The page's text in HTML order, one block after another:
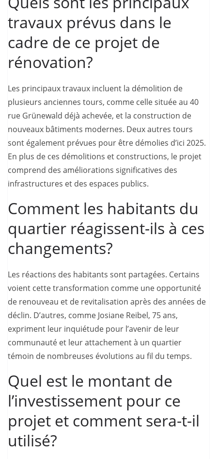
travaux prévus dans le
cadre de ce projet de
rénovation?
Les principaux travaux incluent la démolition de
plusieurs anciennes tours, comme celle située au 40
rue Grünewald déjà achevée, et la construction de
nouveaux bâtiments modernes. Deux autres tours
sont également prévues pour être démolies d’ici 2025.
En plus de ces démolitions et constructions, le projet
comprend des améliorations significatives des
infrastructures et des espaces publics.
Comment les habitants du
quartier réagissent-ils à ces
changements?
Les réactions des habitants sont partagées. Certains
voient cette transformation comme une opportunité
de renouveau et de revitalisation après des années de
déclin. D’autres, comme Josiane Reibel, 75 ans,
expriment leur inquiétude pour l’avenir de leur
communauté et leur attachement à un quartier
témoin de nombreuses évolutions au fil du temps.
Quel est le montant de
l’investissement pour ce
projet et comment sera-t-il
utilisé?